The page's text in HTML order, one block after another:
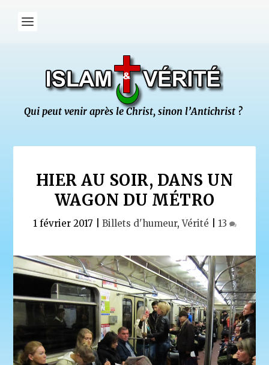
HIER AU SOIR, DANS UN
WAGON DU MÉTRO
1 février 2017 Billets d'humeur,Vérité 13